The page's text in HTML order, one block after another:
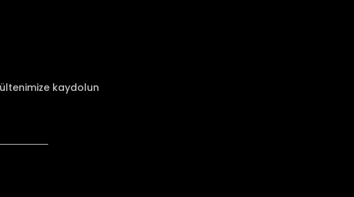
kaydolun